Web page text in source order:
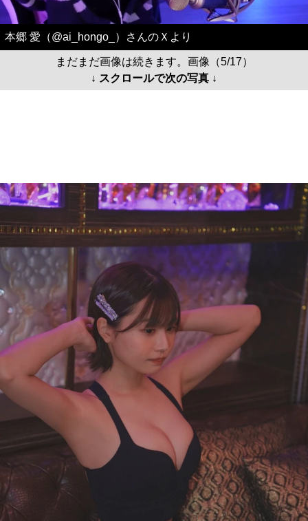
本郷 愛（@ai_hongo_）さんのＸより
まだまだ画像は続きます。画像（5/17）
↓ スクロールで次の写真 ↓